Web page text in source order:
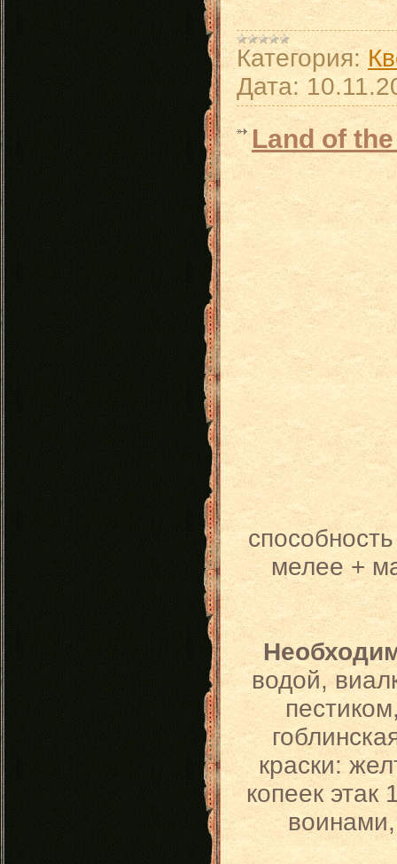
Категория:
Дата:
Land of
мелее +
водой,
краски:
копеек